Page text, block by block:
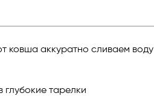
аккуратно сливаем воду
тарелки